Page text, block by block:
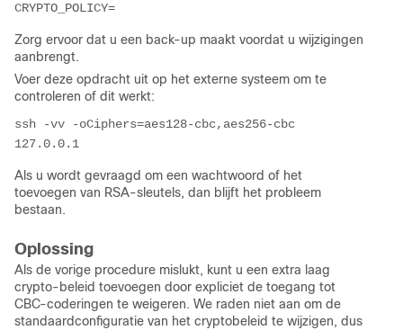
CRYPTO_POLICY=
Zorg ervoor dat u een back-up maakt voordat u wijzigingen
aanbrengt.
Voer deze opdracht uit op het externe systeem om te
controleren of dit werkt:
ssh -vv -oCiphers=aes128-cbc,aes256-cbc
127.0.0.1
Als u wordt gevraagd om een wachtwoord of het
toevoegen van RSA-sleutels, dan blijft het probleem
bestaan.
Oplossing
Als de vorige procedure mislukt, kunt u een extra laag
crypto-beleid toevoegen door expliciet de toegang tot
CBC-coderingen te weigeren. We raden niet aan om de
standaardconfiguratie van het cryptobeleid te wijzigen, dus